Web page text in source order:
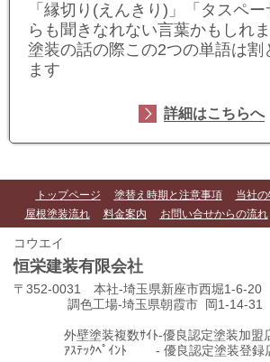
「縁切り(えんきり)」「タスペー
らも聞きなれない言葉かもしれ
塗装の話の際この2つの単語は割
ます
詳細はこちらへ
トップページ 塗替え時期と注意事項 当社
屋根塗装流れ
料金案内 お問い合せからの流れ
コウエイ
恒栄建装有限会社
〒352-0031 本社-埼玉県新座市西堀1-6-20
調色工場-埼玉県朝霞市 岡1-14-31
外壁塗装複数ｻｲﾄ-優良認定塗装加盟
ｱｽﾃｯｸﾍﾟｲﾝﾄ - 優良認定塗装登録